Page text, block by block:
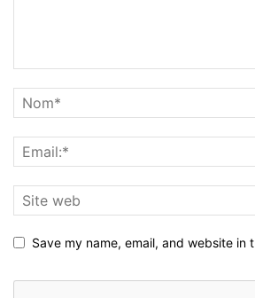
Save my name, email, and website